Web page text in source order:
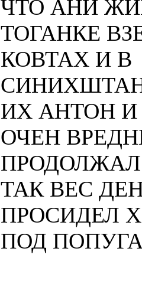
ЧТО АНИ
ТОГАНКЕ
КОВТАХ И В
ИХ АНТОН
ОЧЕН
ТАК ВЕС
ПРОСИДЕЛ
ПОД